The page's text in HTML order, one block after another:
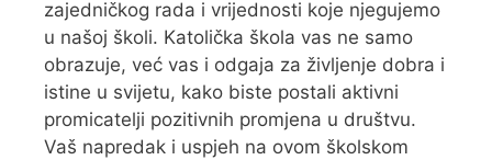
zajedničkog rada i vrijednosti koje njegujemo
u našoj školi. Katolička škola vas ne samo
obrazuje, već vas i odgaja za življenje dobra i
istine u svijetu, kako biste postali aktivni
promicatelji pozitivnih promjena u društvu.
Vaš napredak i uspjeh na ovom školskom